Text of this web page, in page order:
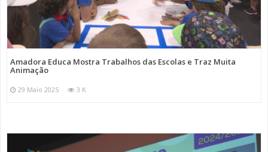
Amadora Educa Mostra Trabalhos das Escolas e Traz Muita
Animação
29 Maio 2025 3 K